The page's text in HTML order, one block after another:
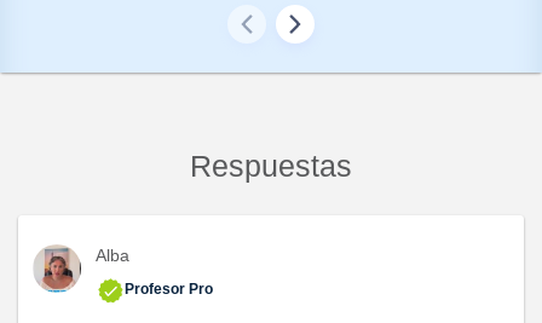
Respuestas
Alba
Profesor Pro